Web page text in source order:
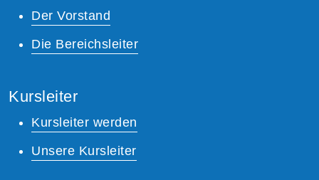
Der Vorstand
Die Bereichsleiter
Kursleiter
Kursleiter werden
Unsere Kursleiter